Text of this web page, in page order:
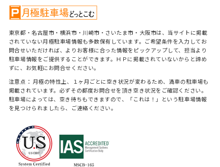
東京都・名古屋市・横浜市・川崎市・さいたま市・大阪市は、当サイトに掲載
されていない月極駐車場情報も多数保有しています。ご希望条件を入力してお
問合せいただければ、よりお客様に合った情報をピックアップして、担当より
駐車場情報をご提供することができます。ＨＰに掲載されていないからと諦め
ずに、お気軽にお問合せください。
注意点： 月極の特性上、１ヶ月ごとに空き状況が変わるため、満車の駐車場も
掲載されています。必ずその都度お問合せを頂き空き状況をご確認ください。
駐車場によっては、空き待ちもできますので、「これは！」という駐車場情報
を見つけられましたら、ご連絡ください。